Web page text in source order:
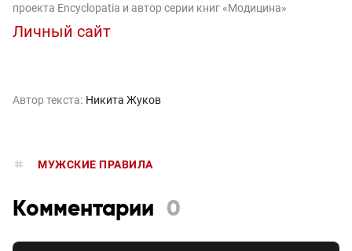
проекта Encyclopatia и автор серии книг «Модицина»
Личный сайт
Автор текста: Никита Жуков
МУЖСКИЕ ПРАВИЛА
Комментарии 0